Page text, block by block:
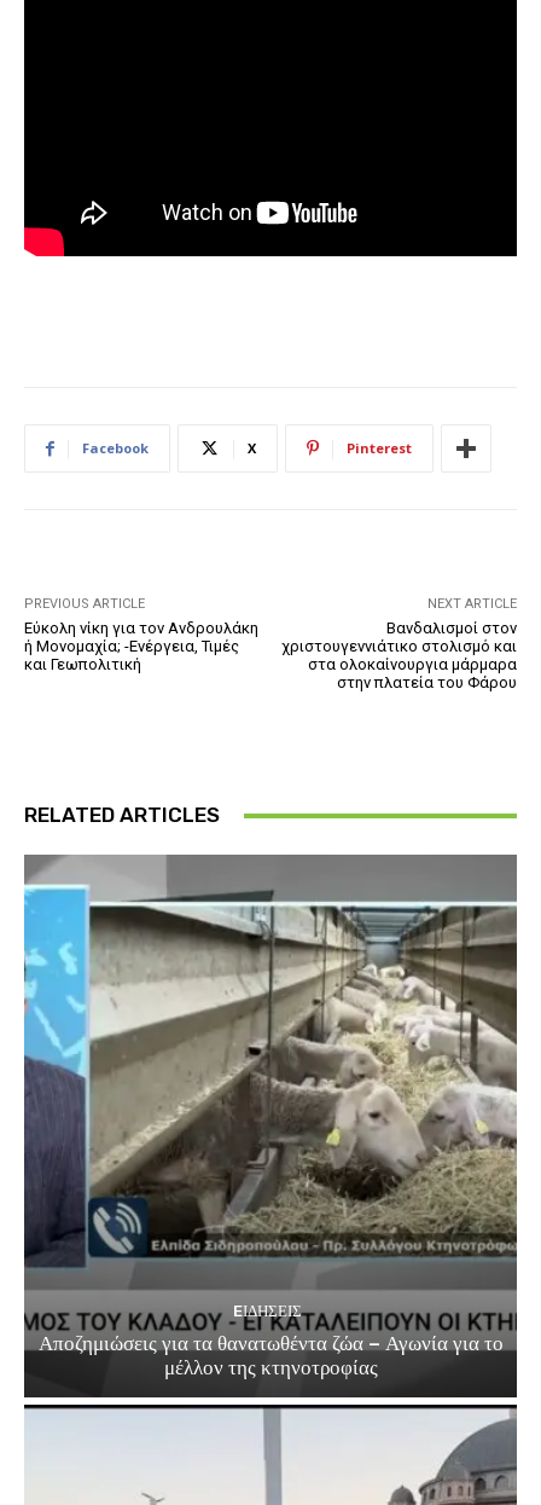
Facebook X Pinterest
PREVIOUS ARTICLE
Εύκολη νίκη για τον Ανδρουλάκη
ή Μονομαχία; -Ενέργεια, Τιμές
και Γεωπολιτική
NEXT ARTICLE
Βανδαλισμοί στον
χριστουγεννιάτικο στολισμό και
στα ολοκαίνουργια μάρμαρα
στην πλατεία του Φάρου
RELATED ARTICLES
EΙΔΗΣΕΙΣ
Αποζημιώσεις για τα θανατωθέντα ζώα – Αγωνία για το
μέλλον της κτηνοτροφίας